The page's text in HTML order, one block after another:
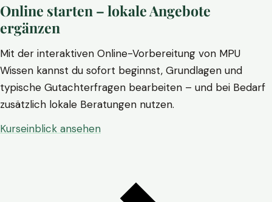
Online starten – lokale Angebote
ergänzen
Mit der interaktiven Online-Vorbereitung von MPU
Wissen kannst du sofort beginnst, Grundlagen und
typische Gutachterfragen bearbeiten – und bei Bedarf
zusätzlich lokale Beratungen nutzen.
Kurseinblick ansehen